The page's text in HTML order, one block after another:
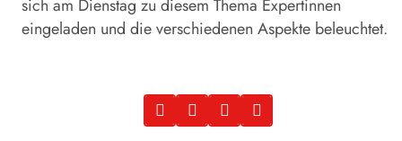
sich am Dienstag zu diesem Thema Expertinnen
eingeladen und die verschiedenen Aspekte beleuchtet.